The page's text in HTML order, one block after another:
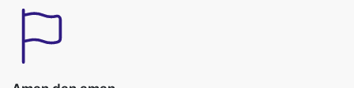
Aman dan aman
Video Online Cutter Nilai Privasi dan Keamanan Pengguna.
Video Anda yang diunggah diproses secara lokal dengan
protokol enkripsi. Tidak diperlukan informasi pribadi, dan file